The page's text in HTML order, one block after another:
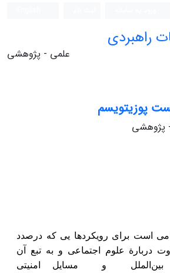
راهبردی
علمی - پژوهشی
پوزیتویسم‌
پژوهشی
است‌ برای‌ رویکردها یی‌ که‌ درصدد
دربارة‌ علوم‌ اجتماعی‌ و به‌ تبع‌ آن‌
بین‌الملل‌ و مسایل‌ امنیتی‌